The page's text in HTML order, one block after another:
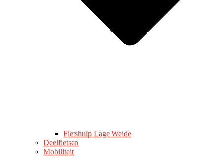
Fietshulp Lage Weide
Deelfietsen
Mobiliteit